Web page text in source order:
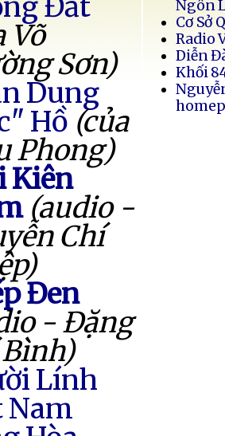
Võ
Sơn)
Dung
Hồ (của
Phong)
Kiên
(audio -
Chí
Đen
- Đặng
Lính
Nam
Ngôn
Cơ Sở
Radio
Diễn
Khối